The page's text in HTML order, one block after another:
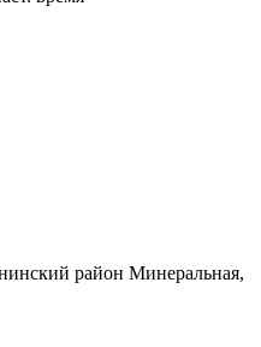
район Минеральная,